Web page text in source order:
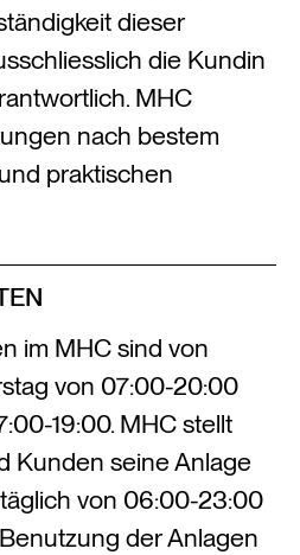
dieser
die Kundin
MHC
nach bestem
praktischen
im MHC sind von
von 07:00-20:00
19:00. MHC stellt
Kunden seine Anlage
von 06:00-23:00
der Anlagen